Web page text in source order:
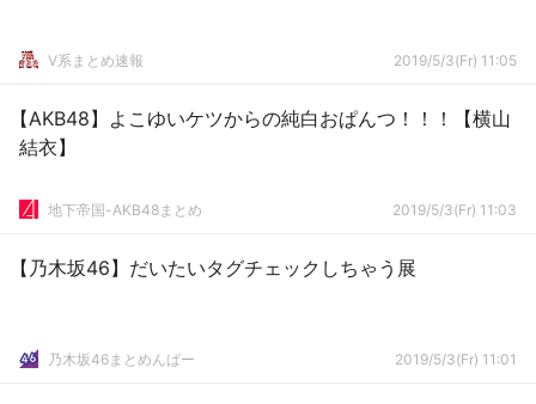
V系まとめ速報 2019/5/3(Fr) 11:05
【AKB48】よこゆいケツからの純白おぱんつ！！！【横山
結衣】
地下帝国-AKB48まとめ 2019/5/3(Fr) 11:03
【乃木坂46】だいたいタグチェックしちゃう展
乃木坂46まとめんばー 2019/5/3(Fr) 11:01